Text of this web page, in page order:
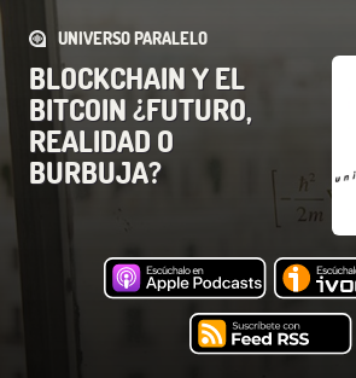
UNIVERSO PARALELO
BLOCKCHAIN Y EL
BITCOIN ¿FUTURO,
REALIDAD O
BURBUJA?